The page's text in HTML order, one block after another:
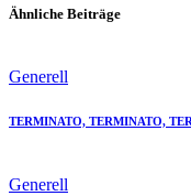
Ähnliche Beiträge
Generell
TERMINATO, TERMINATO,
Generell